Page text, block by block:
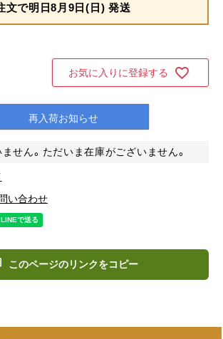
文で明日8月9日(日) 発送
お気に入りに登録する
再入荷お知らせ
せん。ただいま在庫がございません。
い合わせ
このページのリンクをコピー